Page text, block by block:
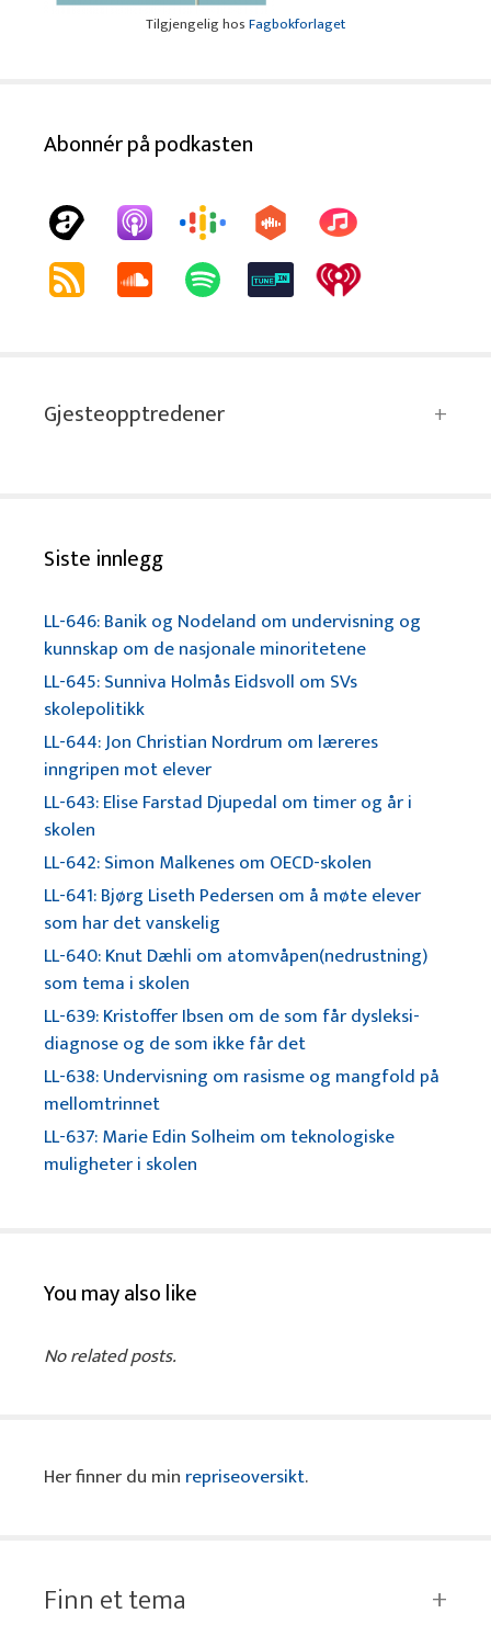
Tilgjengelig hosFagbokforlaget
Abonnér på podkasten
Gjesteopptredener
Siste innlegg
LL-646: Banik og Nodeland om undervisning og
kunnskap om de nasjonale minoritetene
LL-645: Sunniva Holmås Eidsvoll om SVs
skolepolitikk
LL-644: Jon Christian Nordrum om læreres
inngripen mot elever
LL-643: Elise Farstad Djupedal om timer og år i
skolen
LL-642: Simon Malkenes om OECD-skolen
LL-641: Bjørg Liseth Pedersen om å møte elever
som har det vanskelig
LL-640: Knut Dæhli om atomvåpen(nedrustning)
som tema i skolen
LL-639: Kristoffer Ibsen om de som får dysleksi-
diagnose og de som ikke får det
LL-638: Undervisning om rasisme og mangfold på
mellomtrinnet
LL-637: Marie Edin Solheim om teknologiske
muligheter i skolen
You may also like
No related posts.
Her finner du min repriseoversikt.
Finn et tema